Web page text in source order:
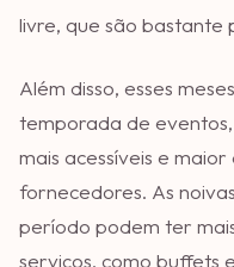
livre, que são bastante
Além disso, esses
temporada de
mais acessíveis e
fornecedores. As
período podem ter
serviços, como buffets